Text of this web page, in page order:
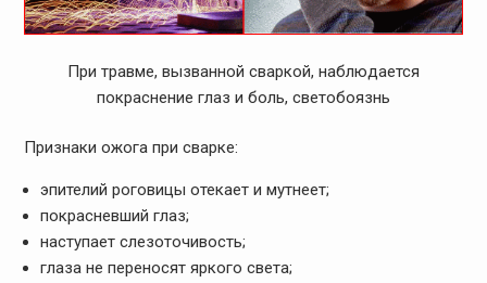
При травме, вызванной сваркой, наблюдается
покраснение глаз и боль, светобоязнь
Признаки ожога при сварке:
эпителий роговицы отекает и мутнеет;
покрасневший глаз;
наступает слезоточивость;
глаза не переносят яркого света;